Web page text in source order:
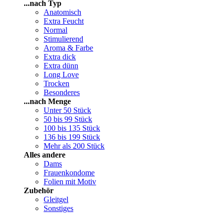
...nach Typ
Anatomisch
Extra Feucht
Normal
Stimulierend
Aroma & Farbe
Extra dick
Extra dünn
Long Love
Trocken
Besonderes
...nach Menge
Unter 50 Stück
50 bis 99 Stück
100 bis 135 Stück
136 bis 199 Stück
Mehr als 200 Stück
Alles andere
Dams
Frauenkondome
Folien mit Motiv
Zubehör
Gleitgel
Sonstiges